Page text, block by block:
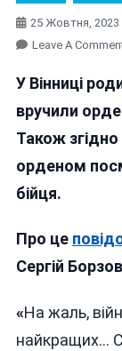
25 Жовтня, 2023
Leave A
У Вінниці
вручили
Також
орденом
бійця.
Про це
Сергій
«На жаль,
найкращих…